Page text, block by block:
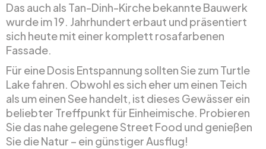
Das auch als Tan-Dinh-Kirche bekannte Bauwerk
wurde im 19. Jahrhundert erbaut und präsentiert
sich heute mit einer komplett rosafarbenen
Fassade.
Für eine Dosis Entspannung sollten Sie zum Turtle
Lake fahren. Obwohl es sich eher um einen Teich
als um einen See handelt, ist dieses Gewässer ein
beliebter Treffpunkt für Einheimische. Probieren
Sie das nahe gelegene Street Food und genießen
Sie die Natur – ein günstiger Ausflug!